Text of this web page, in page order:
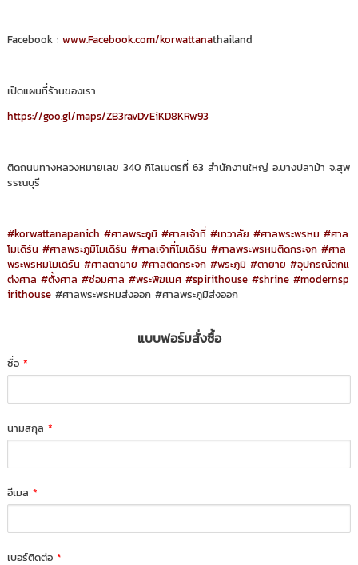
Facebook :www.Facebook.com/korwattanathailand
เปิดแผนที่ร้านของเรา
https://goo.gl/maps/ZB3ravDvEiKD8KRw93
ติดถนนทางหลวงหมายเลข 340 กิโลเมตรที่ 63 สำนักงานใหญ่ อ.บางปลาม้า จ.สุพ
รรณบุรี
#korwattanapanich #ศาลพระภูมิ #ศาลเจ้าที่ #เทวาลัย #ศาลพระพรหม #ศาล
โมเดิร์น #ศาลพระภูมิโมเดิร์น #ศาลเจ้าที่โมเดิร์น #ศาลพระพรหมติดกระจก #ศาล
พระพรหมโมเดิร์น #ศาลตายาย #ศาลติดกระจก #พระภูมิ #ตายาย #อุปกรณ์ตกแ
ต่งศาล #ตั้งศาล #ซ่อมศาล #พระพิฆเนศ #spirithouse #shrine #modernsp
irithouse #ศาลพระพรหมส่งออก #ศาลพระภูมิส่งออก
แบบฟอร์มสั่งซื้อ
ชื่อ*
นามสกุล*
อีเมล*
เบอร์ติดต่อ*